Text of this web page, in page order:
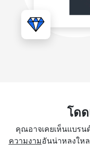
โด
คุณอาจเคยเห็นแบรน
ความงามอันน่าหลงให